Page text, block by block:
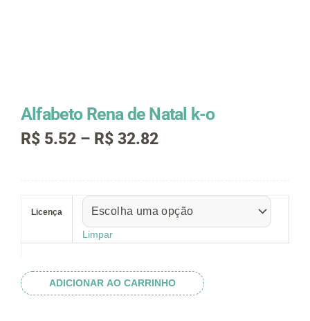
Alfabeto Rena de Natal k-o
R$ 5.52 – R$ 32.82Faixa
através
R$ 32.82
Licença
Limpar
quantidadeADICIONAR AO CARRINHO